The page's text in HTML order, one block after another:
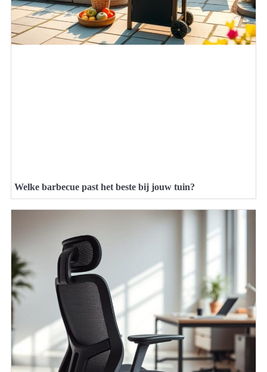
Welke barbecue past het beste bij jouw tuin?